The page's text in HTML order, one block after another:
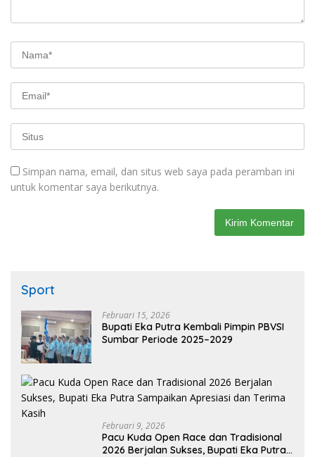
Simpan nama, email, dan situs web saya pada peramban ini
untuk komentar saya berikutnya.
Sport
Februari 15, 2026
Bupati Eka Putra Kembali Pimpin PBVSI
Sumbar Periode 2025–2029
Februari 9, 2026
Pacu Kuda Open Race dan Tradisional
2026 Berjalan Sukses, Bupati Eka Putra